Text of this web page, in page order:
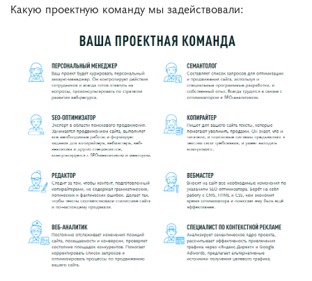
Какую проектную команду мы задействовали: